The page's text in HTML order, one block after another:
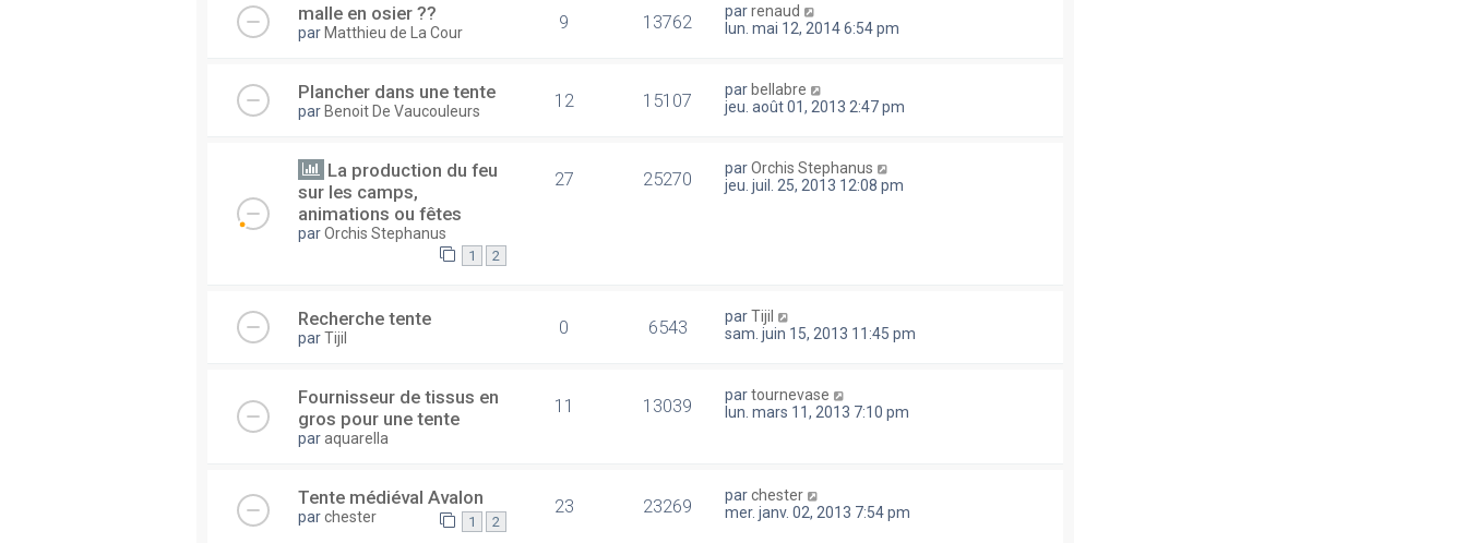
malle en osier ??
par Matthieu de La Cour 9 13762 parrenaud
lun. mai 12, 2014 6:54 pm
Plancher dans une tente
par Benoit De Vaucouleurs 12 15107 par bellabre
jeu. août 01, 2013 2:47 pm
La production du feu
sur les camps,
animations ou fêtes
parOrchis Stephanus
1 2
27 25270 parOrchis Stephanus
jeu. juil. 25, 2013 12:08 pm
Recherche tente
parTijil 0 6543 parTijil
sam. juin 15, 2013 11:45 pm
Fournisseur de tissus en
gros pour une tente
paraquarella
11 13039 partournevase
lun. mars 11, 2013 7:10 pm
Tente médiéval Avalon
parchester 1 2
23 23269 parchester
mer. janv. 02, 2013 7:54 pm